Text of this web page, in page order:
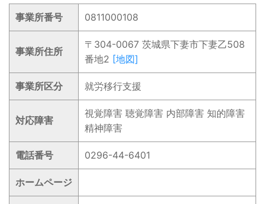
事業所番号 0811000108
事業所住所
〒304-0067 茨城県下妻市下妻乙508
番地2 [地図]
事業所区分 就労移行支援
対応障害
視覚障害 聴覚障害 内部障害 知的障害
精神障害
電話番号 0296-44-6401
ホームページ